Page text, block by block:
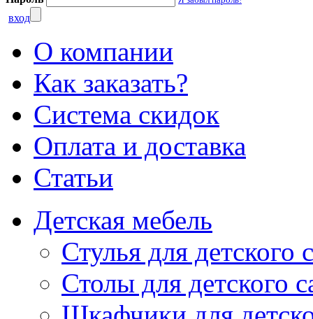
вход
О компании
Как заказать?
Система скидок
Оплата и доставка
Статьи
Детская мебель
Стулья для детского
Столы для детского